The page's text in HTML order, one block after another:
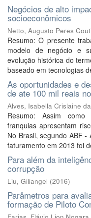
Negócios de alto
socioeconômicos
Netto, Augusto Peres
Resumo: O presente
modelo de negócio e
evolução histórica do
baseado em tecnologias
As oportunidades e
de ate 100 mil reais
Alves, Isabella Crislaine
Resumo: Assim
franquias apresentam
No Brasil, segundo ABF -
faturamento em 2013 foi
Para além da
corrupção
Liu, Giliangel (2016)
Parâmetros para
formação de Piloto